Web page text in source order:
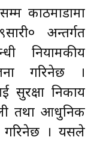
काठमाडौँमा
अन्तर्गत
नियामकीय
गरिनेछ ।
सुरक्षा निकाय
तथा आधुनिक
। यसले